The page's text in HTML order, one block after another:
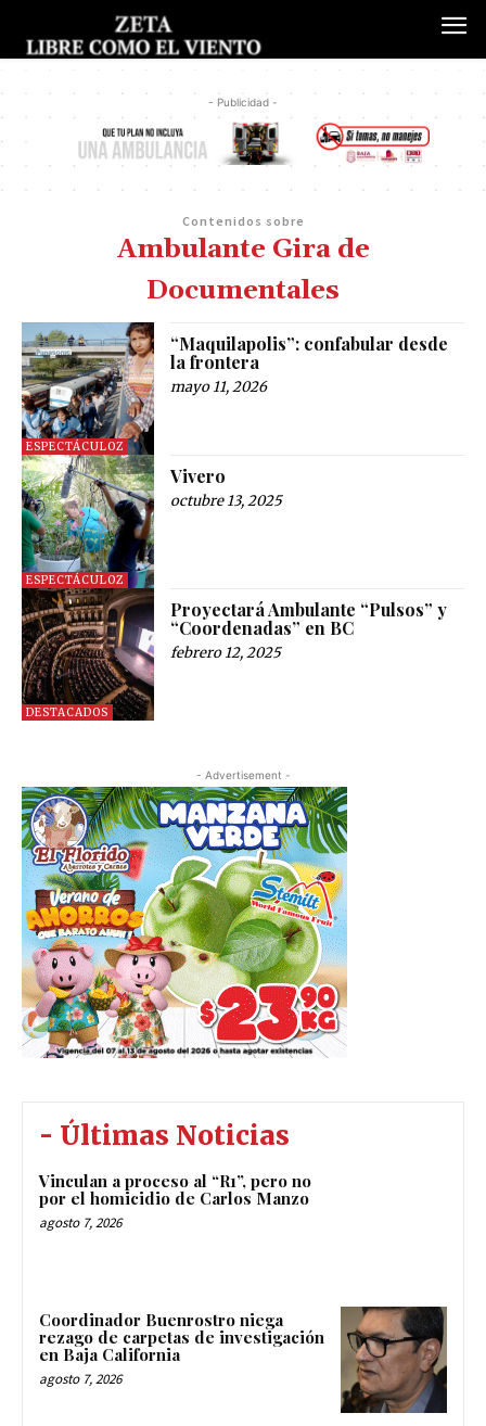
- Publicidad -
Contenidos sobre
Ambulante Gira de
Documentales
ESPECTÁCULOZ
“Maquilapolis”: confabular desde
la frontera
mayo 11, 2026
ESPECTÁCULOZ
Vivero
octubre 13, 2025
DESTACADOS
Proyectará Ambulante “Pulsos” y
“Coordenadas” en BC
febrero 12, 2025
- Advertisement -
- Últimas Noticias
Vinculan a proceso al “R1”, pero no
por el homicidio de Carlos Manzo
agosto 7, 2026
Coordinador Buenrostro niega
rezago de carpetas de investigación
en Baja California
agosto 7, 2026